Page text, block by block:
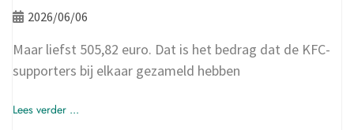
2026/06/06
Maar liefst 505,82 euro. Dat is het bedrag dat de KFC-
supporters bij elkaar gezameld hebben
Lees verder ...